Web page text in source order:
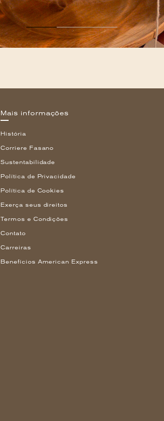
Mais informações
História
Corriere Fasano
Sustentabilidade
Política de Privacidade
Política de Cookies
Exerça seus direitos
Termos e Condições
Contato
Carreiras
Benefícios American Express